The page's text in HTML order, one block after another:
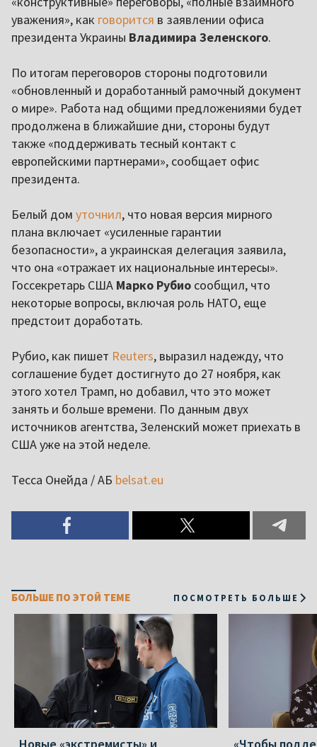
уважения», как говорится в заявлении офиса
президента Украины Владимира Зеленского.
По итогам переговоров стороны подготовили
«обновленный и доработанный рамочный документ
о мире». Работа над общими предложениями будет
продолжена в ближайшие дни, стороны будут
также «поддерживать тесный контакт с
европейскими партнерами», сообщает офис
президента.
Белый дом уточнил, что новая версия мирного
плана включает «усиленные гарантии
безопасности», а украинская делегация заявила,
что она «отражает их национальные интересы».
Госсекретарь США Марко Рубио сообщил, что
некоторые вопросы, включая роль НАТО, еще
предстоит доработать.
Рубио, как пишет Reuters, выразил надежду, что
соглашение будет достигнуто до 27 ноября, как
этого хотел Трамп, но добавил, что это может
занять и больше времени. По данным двух
источников агентства, Зеленский может приехать в
США уже на этой неделе.
Тесса Онейда / АБ belsat.eu
БОЛЬШЕ ПО ЭТОЙ ТЕМЕ ПОСМОТРЕТЬ БОЛЬШЕ